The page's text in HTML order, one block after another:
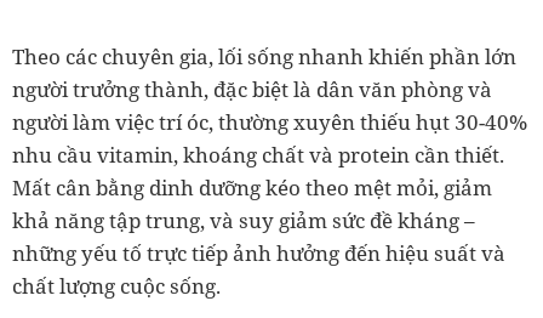
Theo các chuyên gia, lối sống nhanh khiến phần lớn
người trưởng thành, đặc biệt là dân văn phòng và
người làm việc trí óc, thường xuyên thiếu hụt 30-40%
nhu cầu vitamin, khoáng chất và protein cần thiết.
Mất cân bằng dinh dưỡng kéo theo mệt mỏi, giảm
khả năng tập trung, và suy giảm sức đề kháng –
những yếu tố trực tiếp ảnh hưởng đến hiệu suất và
chất lượng cuộc sống.